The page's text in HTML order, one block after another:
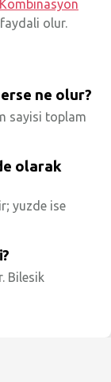
Kombinasyon
olur.
ne olur?
sayisi toplam
olarak
yuzde ise
Bilesik